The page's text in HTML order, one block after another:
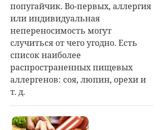
попугайчик. Во-первых, аллергия
или индивидуальная
непереносимость могут
случиться от чего угодно. Есть
список наиболее
распространенных пищевых
аллергенов: соя, люпин, орехи и
т. д.